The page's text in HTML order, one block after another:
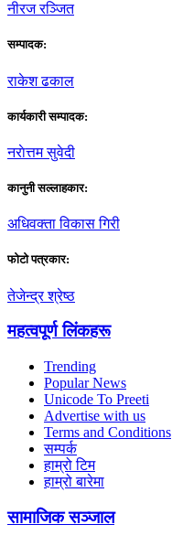
नीरज रञ्जित
सम्पादक:
राकेश ढकाल
कार्यकारी सम्पादक:
नराेत्तम सुवेदी
कानुनी सल्लाहकार:
अधिवक्ता विकास गिरी
फाेटाे पत्रकार:
तेजेन्द्र श्रेष्ठ
महत्वपूर्ण लिंकहरू
Trending
Popular News
Unicode To Preeti
Advertise with us
Terms and Conditions
सम्पर्क
हाम्रो टिम
हाम्रो बारेमा
सामाजिक सञ्जाल